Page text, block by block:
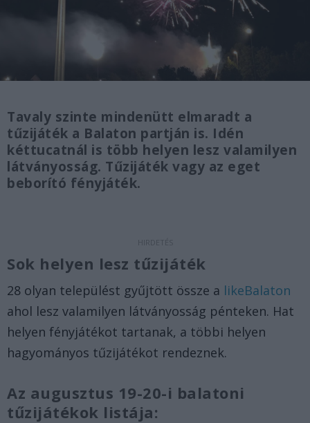
Tavaly szinte mindenütt elmaradt a
tűzijáték a Balaton partján is. Idén
kéttucatnál is több helyen lesz valamilyen
látványosság. Tűzijáték vagy az eget
beborító fényjáték.
Sok helyen lesz tűzijáték
28 olyan települést gyűjtött össze a likeBalaton
ahol lesz valamilyen látványosság pénteken. Hat
helyen fényjátékot tartanak, a többi helyen
hagyományos tűzijátékot rendeznek.
Az augusztus 19-20-i balatoni
tűzijátékok listája: